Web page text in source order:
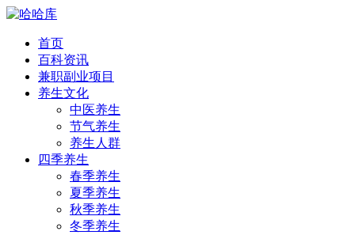
首页
百科资讯
兼职副业项目
养生文化
中医养生
节气养生
养生人群
四季养生
春季养生
夏季养生
秋季养生
冬季养生